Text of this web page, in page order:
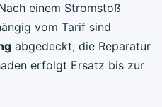
einem Stromstoß
vom Tarif sind
abgedeckt; die Reparatur
erfolgt Ersatz bis zur